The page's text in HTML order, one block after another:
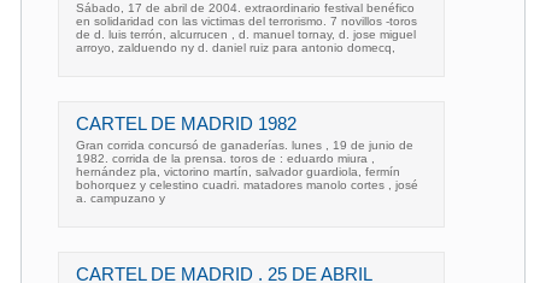
Sábado, 17 de abril de 2004. extraordinario festival benéfico
en solidaridad con las victimas del terrorismo. 7 novillos -toros
de d. luis terrón, alcurrucen , d. manuel tornay, d. jose miguel
arroyo, zalduendo ny d. daniel ruiz para antonio domecq,
CARTEL DE MADRID 1982
Gran corrida concursó de ganaderías. lunes , 19 de junio de
1982. corrida de la prensa. toros de : eduardo miura ,
hernández pla, victorino martín, salvador guardiola, fermín
bohorquez y celestino cuadri. matadores manolo cortes , josé
a. campuzano y
CARTEL DE MADRID . 25 DE ABRIL